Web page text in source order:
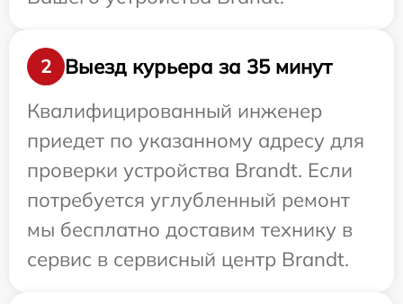
2
Выезд курьера за 35 минут
Квалифицированный инженер
приедет по указанному адресу для
проверки устройства Brandt. Если
потребуется углубленный ремонт
мы бесплатно доставим технику в
сервис в сервисный центр Brandt.